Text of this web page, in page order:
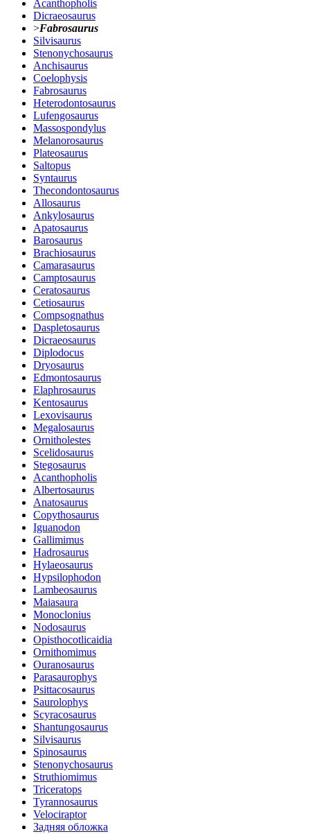
Acanthopholis
Dicraeosaurus
>Fabrosaurus
Silvisaurus
Stenonychosaurus
Anchisaurus
Coelophysis
Fabrosaurus
Heterodontosaurus
Lufengosaurus
Massospondylus
Melanorosaurus
Plateosaurus
Saltopus
Syntaurus
Thecondontosaurus
Allosaurus
Ankylosaurus
Apatosaurus
Barosaurus
Brachiosaurus
Camarasaurus
Camptosaurus
Ceratosaurus
Cetiosaurus
Compsognathus
Daspletosaurus
Dicraeosaurus
Diplodocus
Dryosaurus
Edmontosaurus
Elaphrosaurus
Kentosaurus
Lexovisaurus
Megalosaurus
Ornitholestes
Scelidosaurus
Stegosaurus
Acanthopholis
Albertosaurus
Anatosaurus
Copythosaurus
Iguanodon
Gallimimus
Hadrosaurus
Hylaeosaurus
Hypsilophodon
Lambeosaurus
Maiasaura
Monoclonius
Nodosaurus
Opisthocotlicaidia
Ornithomimus
Ouranosaurus
Parasaurophys
Psittacosaurus
Saurolophys
Scyracosaurus
Shantungosaurus
Silvisaurus
Spinosaurus
Stenonychosaurus
Struthiomimus
Triceratops
Tyrannosaurus
Velociraptor
Задняя обложка